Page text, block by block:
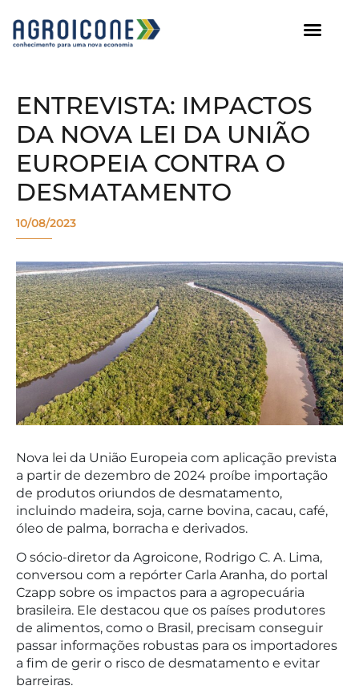
ENTREVISTA: IMPACTOS
DA NOVA LEI DA UNIÃO
EUROPEIA CONTRA O
DESMATAMENTO
10/08/2023
Nova lei da União Europeia com aplicação prevista
a partir de dezembro de 2024 proíbe importação
de produtos oriundos de desmatamento,
incluindo madeira, soja, carne bovina, cacau, café,
óleo de palma, borracha e derivados.
O sócio-diretor da Agroicone, Rodrigo C. A. Lima,
conversou com a repórter Carla Aranha, do portal
Czapp sobre os impactos para a agropecuária
brasileira. Ele destacou que os países produtores
de alimentos, como o Brasil, precisam conseguir
passar informações robustas para os importadores
a fim de gerir o risco de desmatamento e evitar
barreiras.